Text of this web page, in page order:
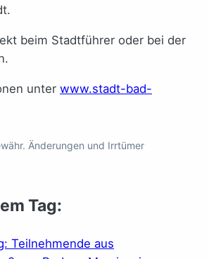
beim Stadtführer oder bei der
unter www.stadt-bad-
Änderungen und Irrtümer
Tag: